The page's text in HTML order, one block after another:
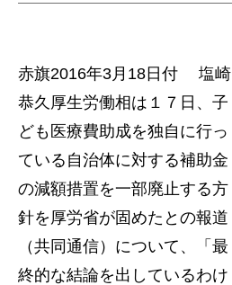
赤旗2016年3月18日付 塩崎
恭久厚生労働相は１７日、子
ども医療費助成を独自に行っ
ている自治体に対する補助金
の減額措置を一部廃止する方
針を厚労省が固めたとの報道
（共同通信）について、「最
終的な結論を出しているわけ